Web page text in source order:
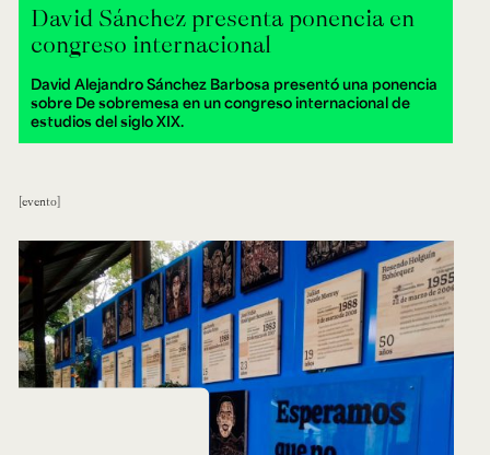
David Sánchez presenta ponencia en
congreso internacional
David Alejandro Sánchez Barbosa presentó una ponencia
sobre De sobremesa en un congreso internacional de
estudios del siglo XIX.
evento